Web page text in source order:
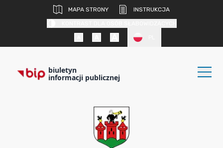
MAPA STRONY
INSTRUKCJA
biuletyn
informacji publicznej